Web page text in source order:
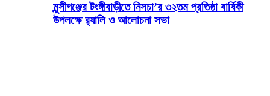
মুন্সীগঞ্জের টংঙ্গীবাড়ীতে নিসচা’র ৩২তম প্রতিষ্ঠা বার্ষিকী
উপলক্ষে র‍্যালি ও আলোচনা সভা